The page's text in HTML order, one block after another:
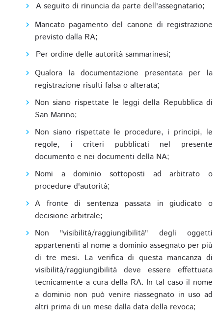
A seguito di rinuncia da parte dell'assegnatario;
Mancato pagamento del canone di registrazione
previsto dalla RA;
Per ordine delle autorità sammarinesi;
Qualora la documentazione presentata per la
registrazione risulti falsa o alterata;
Non siano rispettate le leggi della Repubblica di
San Marino;
Non siano rispettate le procedure, i principi, le
regole, i criteri pubblicati nel presente
documento e nei documenti della NA;
Nomi a dominio sottoposti ad arbitrato o
procedure d'autorità;
A fronte di sentenza passata in giudicato o
decisione arbitrale;
Non "visibilità/raggiungibilità" degli oggetti
appartenenti al nome a dominio assegnato per più
di tre mesi. La verifica di questa mancanza di
visibilità/raggiungibilità deve essere effettuata
tecnicamente a cura della RA. In tal caso il nome
a dominio non può venire riassegnato in uso ad
altri prima di un mese dalla data della revoca;